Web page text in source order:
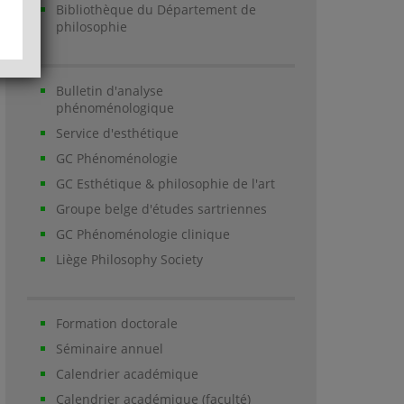
Bibliothèque du Département de
philosophie
Bulletin d'analyse
phénoménologique
Service d'esthétique
GC Phénoménologie
GC Esthétique & philosophie de l'art
Groupe belge d'études sartriennes
GC Phénoménologie clinique
Liège Philosophy Society
Formation doctorale
Séminaire annuel
Calendrier académique
Calendrier académique (faculté)